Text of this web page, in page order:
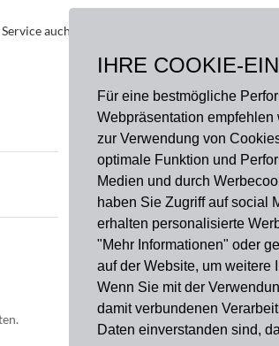
IHRE COOKIE-
Für eine bestmögliche
Webpräsentation
zur Verwendung von
optimale Funktion und
Medien und durch
haben Sie Zugriff auf social
erhalten personalisierte
"Mehr Informationen" oder
auf der Website, um weitere
Wenn Sie mit der
damit verbundenen
Daten einverstanden sind,
auch nur einen Cent mehr bezahlst.
Du findest uns auch auf